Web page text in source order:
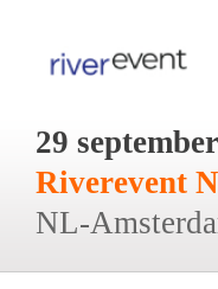
29
Riverevent
NL-